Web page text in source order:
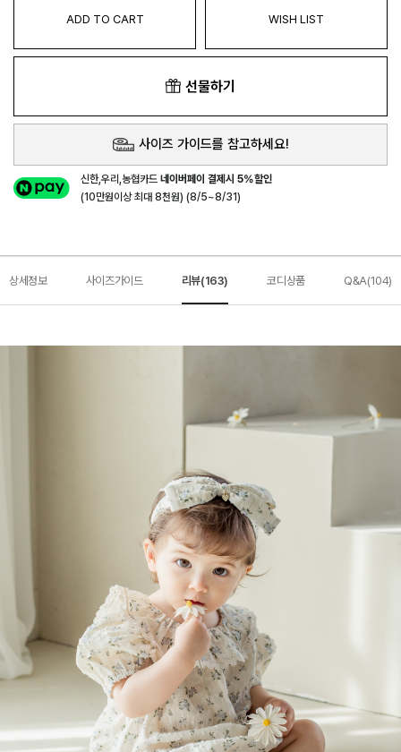
ADD TO CART WISH LIST
선물하기
사이즈 가이드를 참고하세요!
신한,우리,농협카드네이버페이 결제시 5%할인
(10만원이상 최대 8천원) (8/5~8/31)
상세정보 사이즈가이드 리뷰(163) 코디상품 Q&A(104)